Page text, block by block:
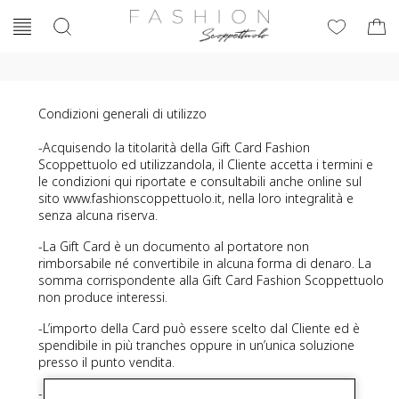
Gift card
Condizioni generali di utilizzo
-Acquisendo la titolarità della Gift Card Fashion
Scoppettuolo ed utilizzandola, il Cliente accetta i termini e
le condizioni qui riportate e consultabili anche online sul
sitowww.fashionscoppettuolo.it, nella loro integralità e
senza alcuna riserva.
-La Gift Card è un documento al portatore non
rimborsabile né convertibile in alcuna forma di denaro. La
somma corrispondente alla Gift Card Fashion Scoppettuolo
non produce interessi.
-L’importo della Card può essere scelto dal Cliente ed è
spendibile in più tranches oppure in un’unica soluzione
presso il punto vendita.
-L’acquisto della Gift Card Fashion Scoppettuolo non è